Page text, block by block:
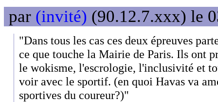
par (invité) (90.12.7.xxx) le
"Dans tous les cas ces deux épreuves
ce que touche la Mairie de Paris. Ils ont
le wokisme, l'escrologie, l'inclusivité et
voir avec le sportif. (en quoi Havas va
sportives du coureur?)"